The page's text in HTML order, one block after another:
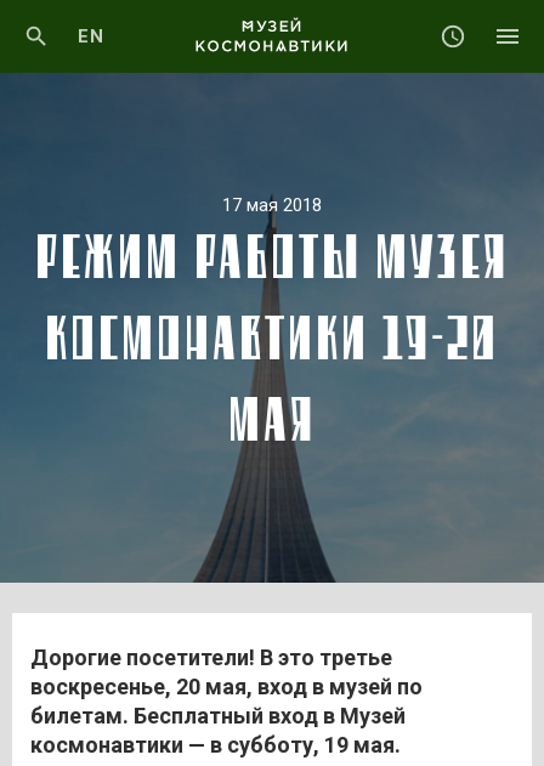
EN
17 мая 2018
РЕЖИМ РАБОТЫ МУЗЕЯ
КОСМОНАВТИКИ 19-20
МАЯ
Дорогие посетители! В это третье
воскресенье, 20 мая, вход в музей по
билетам. Бесплатный вход в Музей
космонавтики — в субботу, 19 мая.